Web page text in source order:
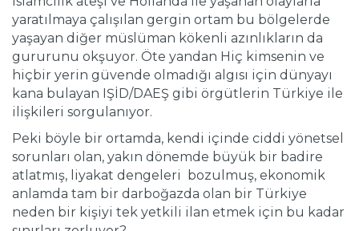
yaratılmaya çalışılan gergin ortam bu bölgelerde
yaşayan diğer müslüman kökenli azınlıkların da
gururunu okşuyor. Öte yandan Hiç kimsenin ve
hiçbir yerin güvende olmadığı algısı için dünyayı
kana bulayan IŞİD/DAEŞ gibi örgütlerin Türkiye ile
ilişkileri sorgulanıyor.
Peki böyle bir ortamda, kendi içinde ciddi yönetsel
sorunları olan, yakın dönemde büyük bir badire
atlatmış, liyakat dengeleri bozulmuş, ekonomik
anlamda tam bir darboğazda olan bir Türkiye
neden bir kişiyi tek yetkili ilan etmek için bu kadar